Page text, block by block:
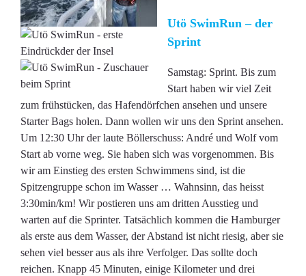
Utö SwimRun – der
Sprint
Samstag: Sprint. Bis zum
Start haben wir viel Zeit
zum frühstücken, das Hafendörfchen ansehen und unsere
Starter Bags holen. Dann wollen wir uns den Sprint ansehen.
Um 12:30 Uhr der laute Böllerschuss: André und Wolf vom
Start ab vorne weg. Sie haben sich was vorgenommen. Bis
wir am Einstieg des ersten Schwimmens sind, ist die
Spitzengruppe schon im Wasser … Wahnsinn, das heisst
3:30min/km! Wir postieren uns am dritten Ausstieg und
warten auf die Sprinter. Tatsächlich kommen die Hamburger
als erste aus dem Wasser, der Abstand ist nicht riesig, aber sie
sehen viel besser aus als ihre Verfolger. Das sollte doch
reichen. Knapp 45 Minuten, einige Kilometer und drei